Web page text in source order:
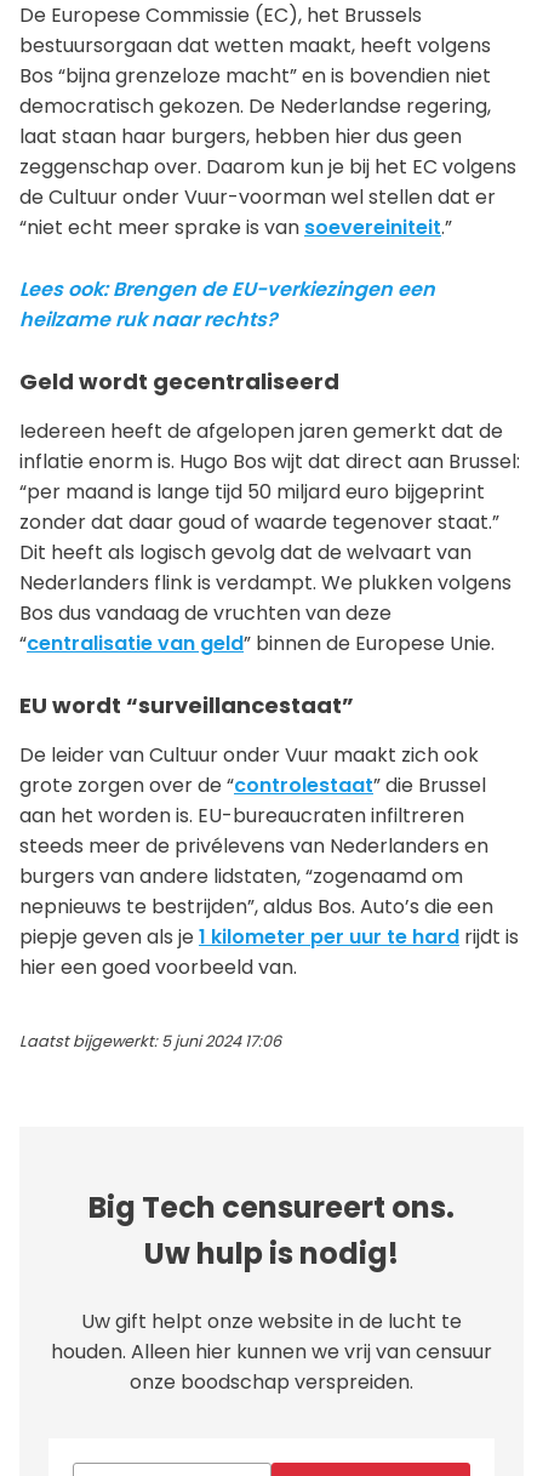
De Europese Commissie (EC), het Brussels
bestuursorgaan dat wetten maakt, heeft volgens
Bos “bijna grenzeloze macht” en is bovendien niet
democratisch gekozen. De Nederlandse regering,
laat staan haar burgers, hebben hier dus geen
zeggenschap over. Daarom kun je bij het EC volgens
de Cultuur onder Vuur-voorman wel stellen dat er
“niet echt meer sprake is van soevereiniteit.”
Lees ook: Brengen de EU-verkiezingen een
heilzame ruk naar rechts?
Geld wordt gecentraliseerd
Iedereen heeft de afgelopen jaren gemerkt dat de
inflatie enorm is. Hugo Bos wijt dat direct aan Brussel:
“per maand is lange tijd 50 miljard euro bijgeprint
zonder dat daar goud of waarde tegenover staat.”
Dit heeft als logisch gevolg dat de welvaart van
Nederlanders flink is verdampt. We plukken volgens
Bos dus vandaag de vruchten van deze
“centralisatie van geld” binnen de Europese Unie.
EU wordt “surveillancestaat”
De leider van Cultuur onder Vuur maakt zich ook
grote zorgen over de “controlestaat” die Brussel
aan het worden is. EU-bureaucraten infiltreren
steeds meer de privélevens van Nederlanders en
burgers van andere lidstaten, “zogenaamd om
nepnieuws te bestrijden”, aldus Bos. Auto’s die een
piepje geven als je1 kilometer per uur te hard rijdt is
hier een goed voorbeeld van.
Laatst bijgewerkt: 5 juni 2024 17:06
Big Tech censureert ons.
Uw hulp is nodig!
Uw gift helpt onze website in de lucht te
houden. Alleen hier kunnen we vrij van censuur
onze boodschap verspreiden.